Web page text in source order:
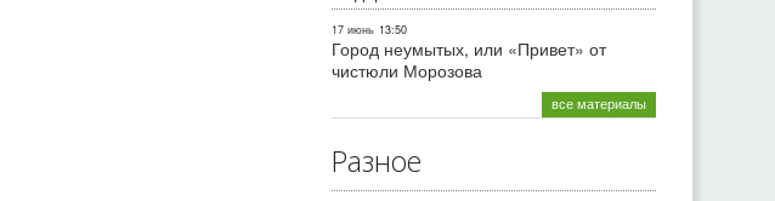
17 июнь 13:50
Город неумытых, или «Привет» от
чистюли Морозова
все материалы
Разное